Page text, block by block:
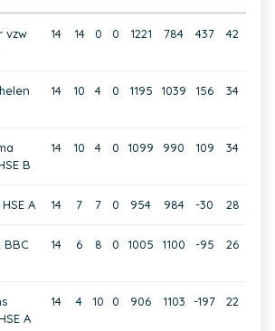
vzw
14 14 0 0 1221 784 437 42
14 10 4 0 1195 1039 156 34
B
14 10 4 0 1099 990 109 34
A 14 7 7 0 954 984 -30 28
BBC
14 6 8 0 1005 1100 -95 26
A
14 4 10 0 906 1103 -197 22